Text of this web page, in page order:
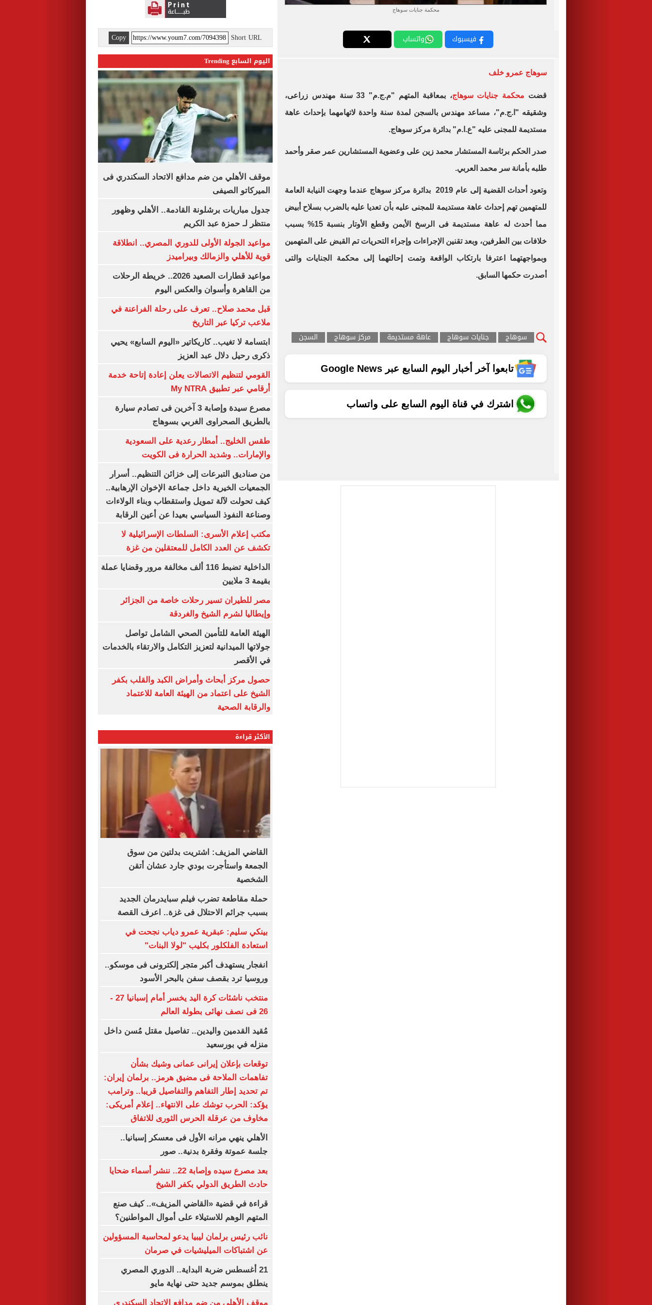
محكمة جنايات سوهاج
فيسبوك واتساب
سوهاج عمرو خلف
قضت محكمة جنايات سوهاج ، بمعاقبة المتهم "م.ج.م" 33 سنة مهندس زراعى،
وشقيقه "ا.ج.م"، مساعد مهندس بالسجن لمدة سنة واحدة لاتهامهما بإحداث عاهة
مستديمة للمجنى عليه "ع.ا.م" بدائرة مركز سوهاج.
صدر الحكم برئاسة المستشار محمد زين على وعضوية المستشارين عمر صقر وأحمد
طلبه بأمانة سر محمد العربي.
وتعود أحداث القضية إلى عام 2019 بدائرة مركز سوهاج عندما وجهت النيابة العامة
للمتهمين تهم إحداث عاهة مستديمة للمجنى عليه بأن تعديا عليه بالضرب بسلاح أبيض
مما أحدث له عاهة مستديمة فى الرسخ الأيمن وقطع الأوتار بنسبة 15% بسبب
خلافات بين الطرفين، وبعد تقنين الإجراءات وإجراء التحريات تم القبض على المتهمين
وبمواجهتهما اعترفا بارتكاب الواقعة وتمت إحالتهما إلى محكمة الجنايات والتى
أصدرت حكمها السابق.
سوهاج جنايات سوهاج عاهة مستديمة مركز سوهاج السجن
تابعوا آخر أخبار اليوم السابع عبر Google News
اشترك في قناة اليوم السابع على واتساب
Short URL
Copy
اليوم السابع Trending
موقف الأهلي من ضم مدافع الاتحاد السكندري فى
الميركاتو الصيفى
جدول مباريات برشلونة القادمة.. الأهلي وظهور
منتظر لـ حمزة عبد الكريم
مواعيد الجولة الأولى للدوري المصري.. انطلاقة
قوية للأهلي والزمالك وبيراميدز
مواعيد قطارات الصعيد 2026.. خريطة الرحلات
من القاهرة وأسوان والعكس اليوم
قبل محمد صلاح.. تعرف على رحلة الفراعنة في
ملاعب تركيا عبر التاريخ
ابتسامة لا تغيب.. كاريكاتير «اليوم السابع» يحيي
ذكرى رحيل دلال عبد العزيز
القومي لتنظيم الاتصالات يعلن إعادة إتاحة خدمة
أرقامي عبر تطبيق My NTRA
مصرع سيدة وإصابة 3 آخرين فى تصادم سيارة
بالطريق الصحراوى الغربي بسوهاج
طقس الخليج.. أمطار رعدية على السعودية
والإمارات.. وشديد الحرارة فى الكويت
من صناديق التبرعات إلى خزائن التنظيم.. أسرار
الجمعيات الخيرية داخل جماعة الإخوان الإرهابية..
كيف تحولت لآلة تمويل واستقطاب وبناء الولاءات
وصناعة النفوذ السياسي بعيدا عن أعين الرقابة
مكتب إعلام الأسرى: السلطات الإسرائيلية لا
تكشف عن العدد الكامل للمعتقلين من غزة
الداخلية تضبط 116 ألف مخالفة مرور وقضايا عملة
بقيمة 3 ملايين
مصر للطيران تسير رحلات خاصة من الجزائر
وإيطاليا لشرم الشيخ والغردقة
الهيئة العامة للتأمين الصحي الشامل تواصل
جولاتها الميدانية لتعزيز التكامل والارتقاء بالخدمات
في الأقصر
حصول مركز أبحاث وأمراض الكبد والقلب بكفر
الشيخ على اعتماد من الهيئة العامة للاعتماد
والرقابة الصحية
الأكثر قراءة
القاضي المزيف: اشتريت بدلتين من سوق
الجمعة واستأجرت بودي جارد عشان أتقن
الشخصية
حملة مقاطعة تضرب فيلم سبايدرمان الجديد
بسبب جرائم الاحتلال فى غزة.. اعرف القصة
بينكي سليم: عبقرية عمرو دياب نجحت في
استعادة الفلكلور بكليب "لولا البنات"
انفجار يستهدف أكبر متجر إلكترونى فى موسكو..
وروسيا ترد بقصف سفن بالبحر الأسود
منتخب ناشئات كرة اليد يخسر أمام إسبانيا 27 -
26 فى نصف نهائى بطولة العالم
مُقيد القدمين واليدين.. تفاصيل مقتل مُسن داخل
منزله في بورسعيد
توقعات بإعلان إيرانى عمانى وشيك بشأن
تفاهمات الملاحة فى مضيق هرمز.. برلمان إيران:
تم تحديد إطار التفاهم والتفاصيل قريبا.. وترامب
يؤكد: الحرب توشك على الانتهاء.. إعلام أمريكى:
مخاوف من عرقلة الحرس الثورى للاتفاق
الأهلي ينهي مرانه الأول فى معسكر إسبانيا..
جلسة عموتة وفقرة بدنية.. صور
بعد مصرع سيده وإصابة 22.. ننشر أسماء ضحايا
حادث الطريق الدولي بكفر الشيخ
قراءة في قضية «القاضي المزيف».. كيف صنع
المتهم الوهم للاستيلاء على أموال المواطنين؟
نائب رئيس برلمان ليبيا يدعو لمحاسبة المسؤولين
عن اشتباكات الميليشيات في صرمان
21 أغسطس ضربة البداية.. الدوري المصري
ينطلق بموسم جديد حتى نهاية مايو
موقف الأهلي من ضم مدافع الاتحاد السكندري